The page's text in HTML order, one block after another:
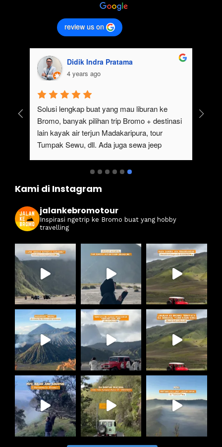
review us on
Didik Indra Pratama
4 years ago
Solusi lengkap buat yang mau liburan ke
Bromo, banyak pilihan trip Bromo + destinasi
lain kayak air terjun Madakaripura, tour
Tumpak Sewu, dll. Ada juga sewa jeep
Kami di Instagram
jalankebromotour
Inspirasi ngetrip ke Bromo buat yang hobby
travelling